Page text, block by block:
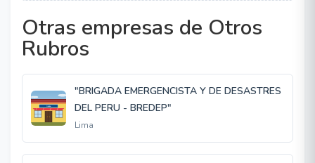
Otras empresas de Otros
Rubros
"BRIGADA EMERGENCISTA Y DE DESASTRES
DEL PERU - BREDEP"
Lima